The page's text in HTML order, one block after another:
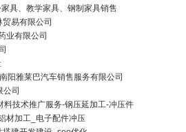
具、教学家具、钢制家具销售
易有限公司
业有限公司
阳雅莱巴汽车销售服务有限公司
司
技术推广服务-钢压延加工-冲压件
材加工_电子配件冲压